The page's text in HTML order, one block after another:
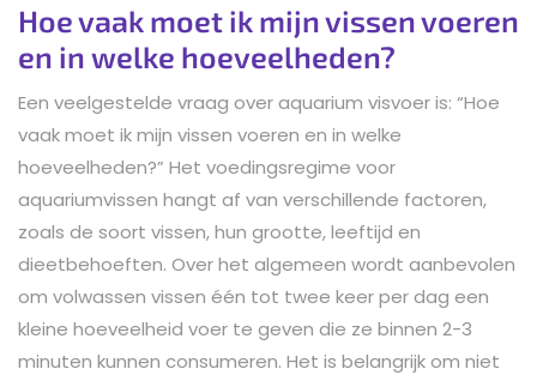
Hoe vaak moet ik mijn vissen voeren
en in welke hoeveelheden?
Een veelgestelde vraag over aquarium visvoer is: “Hoe
vaak moet ik mijn vissen voeren en in welke
hoeveelheden?” Het voedingsregime voor
aquariumvissen hangt af van verschillende factoren,
zoals de soort vissen, hun grootte, leeftijd en
dieetbehoeften. Over het algemeen wordt aanbevolen
om volwassen vissen één tot twee keer per dag een
kleine hoeveelheid voer te geven die ze binnen 2-3
minuten kunnen consumeren. Het is belangrijk om niet